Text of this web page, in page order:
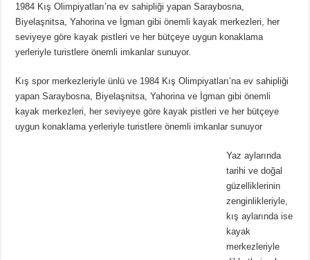
1984 Kış Olimpiyatları’na ev sahipliği yapan Saraybosna,
Biyelaşnitsa, Yahorina ve İgman gibi önemli kayak merkezleri, her
seviyeye göre kayak pistleri ve her bütçeye uygun konaklama
yerleriyle turistlere önemli imkanlar sunuyor.
Kış spor merkezleriyle ünlü ve 1984 Kış Olimpiyatları’na ev sahipliği
yapan Saraybosna, Biyelaşnitsa, Yahorina ve İgman gibi önemli
kayak merkezleri, her seviyeye göre kayak pistleri ve her bütçeye
uygun konaklama yerleriyle turistlere önemli imkanlar sunuyor
Yaz aylarında
tarihi ve doğal
güzelliklerinin
zenginlikleriyle,
kış aylarında ise
kayak
merkezleriyle